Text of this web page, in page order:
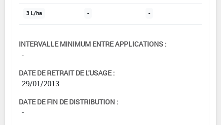
3 L/ha - -
INTERVALLE MINIMUM ENTRE APPLICATIONS :
-
DATE DE RETRAIT DE L'USAGE :
29/01/2013
DATE DE FIN DE DISTRIBUTION :
-